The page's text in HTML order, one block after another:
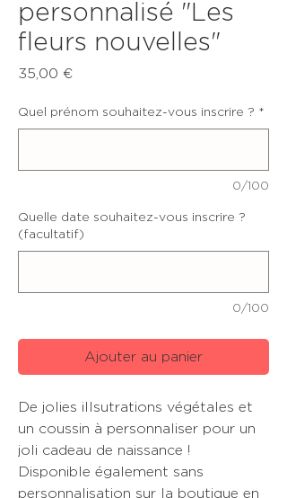
personnalisé "Les
fleurs nouvelles"
35,00 €Prix
Quel prénom souhaitez-vous inscrire ? *
0/100
Quelle date souhaitez-vous inscrire ?
(facultatif)
0/100
Ajouter au panier
De jolies illsutrations végétales et
un coussin à personnaliser pour un
joli cadeau de naissance !
Disponible également sans
personnalisation sur la boutique en